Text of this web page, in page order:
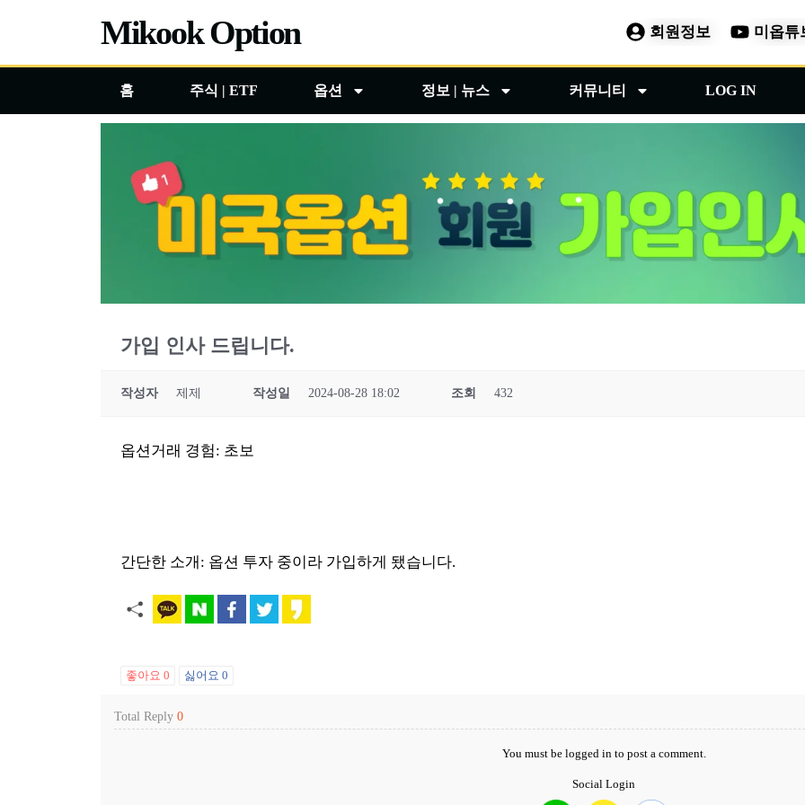
츠
Mikook Option 회원정보 미옵튜
홈 주식 | ETF 옵션 정보 | 뉴스 커뮤니티 LOG IN
가입 인사 드립니다.
작성자 제제 작성일 2024-08-28 18:02 조회 432
옵션거래 경험: 초보
간단한 소개: 옵션 투자 중이라 가입하게 됐습니다.
좋아요 0 싫어요 0
Total Reply 0
You must be logged into post a comment.
Social Login